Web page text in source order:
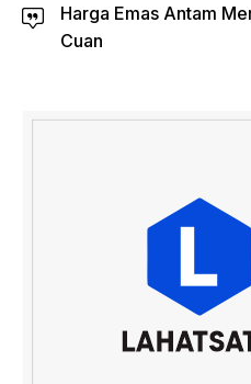
Harga Emas Antam
Cuan